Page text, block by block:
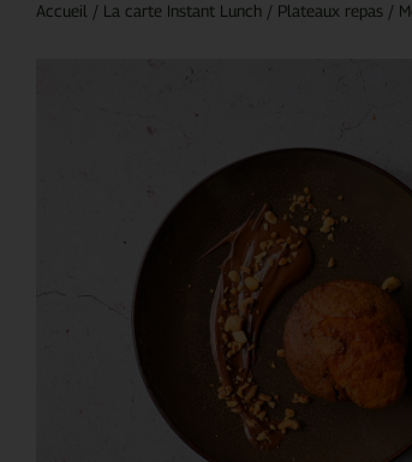
Accueil / La carte Instant Lunch / Plateaux repas /